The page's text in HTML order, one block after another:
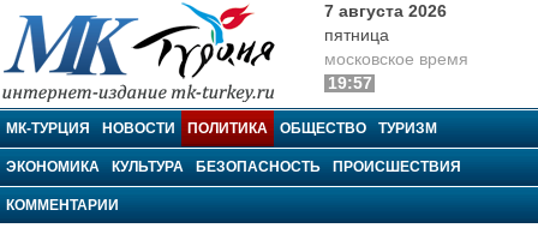
МК-Турция
7 августа 2026
пятница
московское время
19:57
МК-ТУРЦИЯ НОВОСТИ ПОЛИТИКА ОБЩЕСТВО ТУРИЗМ
ЭКОНОМИКА КУЛЬТУРА БЕЗОПАСНОСТЬ ПРОИСШЕСТВИЯ
КОММЕНТАРИИ